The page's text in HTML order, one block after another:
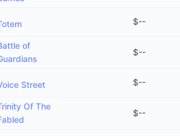
$--
of
$--
Street $--
Of The
$--